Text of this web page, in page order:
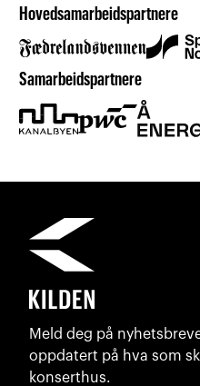
Hovedsamarbeidspartnere
Samarbeidspartnere
Meld deg på
oppdatert på hva som
konserthus.